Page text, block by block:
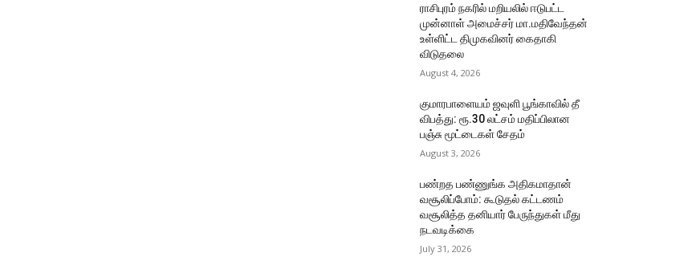
ராசிபுரம் நகரில் மறியலில் ஈடுபட்ட
முன்னாள் அமைச்சர் மா.மதிவேந்தன்
உள்ளிட்ட திமுகவினர் கைதாகி
விடுதலை
August 4, 2026
குமாரபாளையம் ஜவுளி பூங்காவில் தீ
விபத்து: ரூ.30 லட்சம் மதிப்பிலான
பஞ்சு மூட்டைகள் சேதம்
August 3, 2026
பண்றத பண்ணுங்க அதிகமாதான்
வசூலிப்போம்: கூடுதல் கட்டணம்
வசூலித்த தனியார் பேருந்துகள் மீது
நடவடிக்கை
July 31, 2026